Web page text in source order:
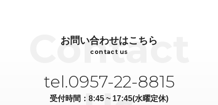
お問い合わせはこちら
contact us
tel.0957-22-8815
受付時間：8:45 ~ 17:45(水曜定休)